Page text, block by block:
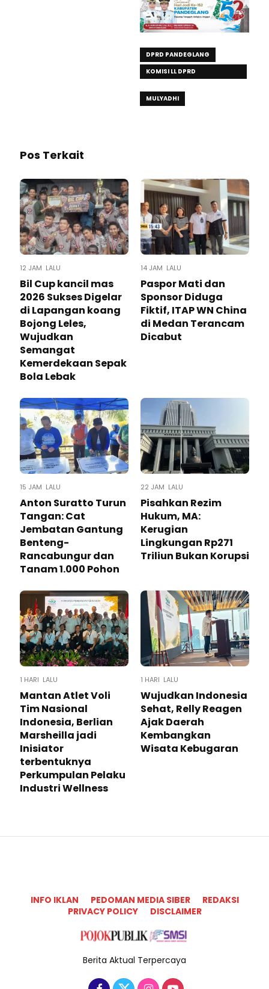
DPRD PANDEGLANG
KOMISI LL DPRD
MULYADHI
Pos Terkait
12 JAM LALU
Bil Cup kancil mas
2026 Sukses Digelar
di Lapangan koang
Bojong Leles,
Wujudkan
Semangat
Kemerdekaan Sepak
Bola Lebak
14 JAM LALU
Paspor Mati dan
Sponsor Diduga
Fiktif, ITAP WN China
di Medan Terancam
Dicabut
15 JAM LALU
Anton Suratto Turun
Tangan: Cat
Jembatan Gantung
Benteng-
Rancabungur dan
Tanam 1.000 Pohon
22 JAM LALU
Pisahkan Rezim
Hukum, MA:
Kerugian
Lingkungan Rp271
Triliun Bukan Korupsi
1 HARI LALU
Mantan Atlet Voli
Tim Nasional
Indonesia, Berlian
Marsheilla jadi
Inisiator
terbentuknya
Perkumpulan Pelaku
Industri Wellness
1 HARI LALU
Wujudkan Indonesia
Sehat, Relly Reagen
Ajak Daerah
Kembangkan
Wisata Kebugaran
INFO IKLAN PEDOMAN MEDIA SIBER
REDAKSI
PRIVACY POLICY
DISCLAIMER
Berita Aktual Terpercaya